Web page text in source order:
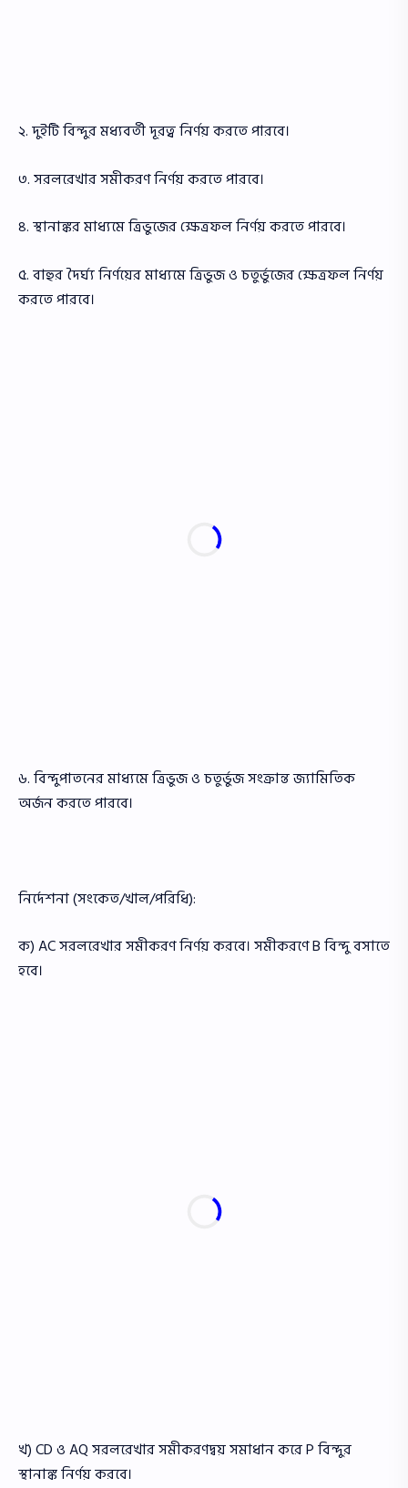
২. দুইটি বিন্দুর মধ্যবর্তী দূরত্ব নির্ণয় করতে পারবে।
৩. সরলরেখার সমীকরণ নির্ণয় করতে পারবে।
৪. স্থানাঙ্কর মাধ্যমে ত্রিভুজের ক্ষেত্রফল নির্ণয় করতে পারবে।
৫. বাহুর দৈর্ঘ্য নির্ণয়ের মাধ্যমে ত্রিভুজ ও চতুর্ভুজের ক্ষেত্রফল নির্ণয়
করতে পারবে।
৬. বিন্দুপাতনের মাধ্যমে ত্রিভুজ ও চতুর্ভুজ সংক্রান্ত জ্যামিতিক
অর্জন করতে পারবে।
নির্দেশনা (সংকেত/খাল/পরিধি):
ক) AC সরলরেখার সমীকরণ নির্ণয় করবে। সমীকরণে B বিন্দু বসাতে
হবে।
খ) CD ও AQ সরলরেখার সমীকরণদ্বয় সমাধান করে P বিন্দুর
স্থানাঙ্ক নির্ণয় করবে।